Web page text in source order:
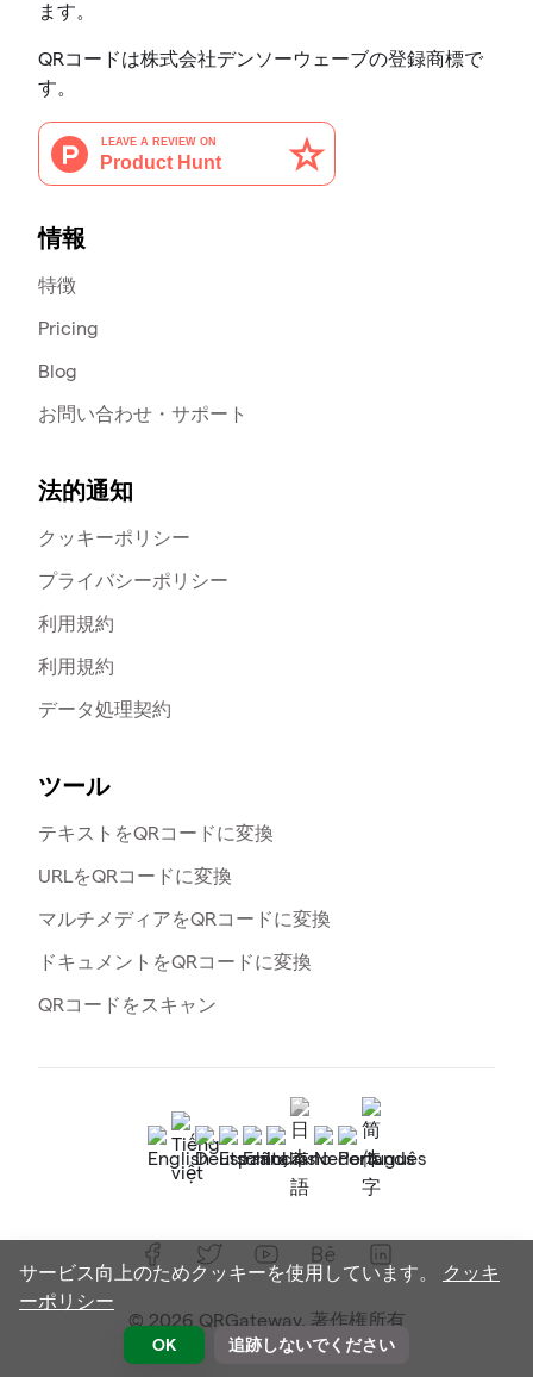
ます。
QRコードは株式会社デンソーウェーブの登録商標で
す。
情報
特徴
Pricing
Blog
お問い合わせ・サポート
法的通知
クッキーポリシー
プライバシーポリシー
利用規約
利用規約
データ処理契約
ツール
テキストをQRコードに変換
URLをQRコードに変換
マルチメディアをQRコードに変換
ドキュメントをQRコードに変換
QRコードをスキャン
© 2026 QRGateway. 著作権所有
サービス向上のためクッキーを使用しています。
クッキ
ーポリシー
OK 追跡しないでください